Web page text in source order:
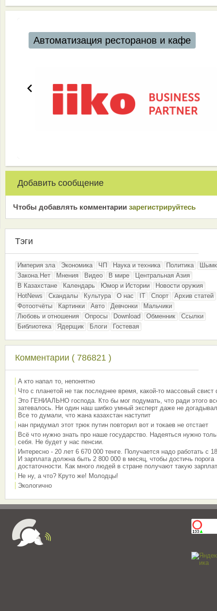
Автоматизация ресторанов и кафе
Добавить сообщение
Чтобы добавлять комментарии зарeгиcтрирyйтeсь
Тэги
Империя зла Экономика ЧП Наука и техника Политика
Закона.Нет
Мнения Видео В мире
Центральная Азия
В Казахстане
Календарь Юмор и Истории
Новости оружия
HotNews
Скандалы Культура О нас IT Спорт
Архив статей
Фотоотчёты
Картинки Авто Девчонки
Мальчики
Любовь и отношения
Опросы Download Обменник
Ссылки
Библиотека
Ядерщик Блоги Гостевая
Комментарии ( 786821 )
А кто напал то, непонятно
Что с планетой не так последнее время, какой-то массовый свист
Это ГЕНИАЛЬНО господа. Кто бы мог подумать, что ради этого
затевалось. Ни один наш шибко умный эксперт даже не
Все то думали, что жана казахстан наступит
нан придумал этот трюк путин повторил вот и токаев не отстает
Всё что нужно знать про наше государство. Надеяться нужно
себя. Не будет у нас пенсии.
Интересно - 20 лет 6 670 000 тенге. Получается надо работать с
И зарплата должна быть 2 800 000 в месяц, чтобы достичь порога
достаточности. Как много людей в стране получают такую
Не ну, а что? Круто же! Молодцы!
Экологично